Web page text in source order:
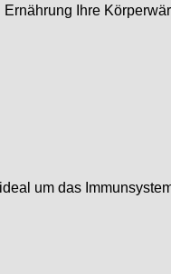
Ihre
um das